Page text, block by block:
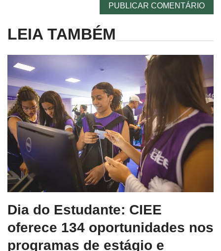
LEIA TAMBÉM
Dia do Estudante: CIEE
oferece 134 oportunidades nos
programas de estágio e